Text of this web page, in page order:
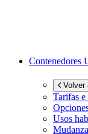
Contenedores
Volver
Tarifas
Usos